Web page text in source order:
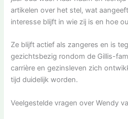
artikelen over het stel, wat
interesse blijft in wie zij is en hoe
Ze blijft actief als zangeres en is
gezichtsbezig rondom de Gillis-
carrière en gezinsleven zich
tijd duidelijk worden.
Veelgestelde vragen over Wendy